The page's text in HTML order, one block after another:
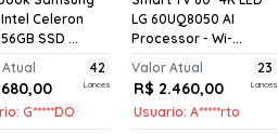
Celeron
SSD ...
G*****DO
42
Lances
LG 60UQ8050 AI
Processor - Wi-...
Valor Atual
R$ 2.460,00
Usuario: A*****rto
23
Lances